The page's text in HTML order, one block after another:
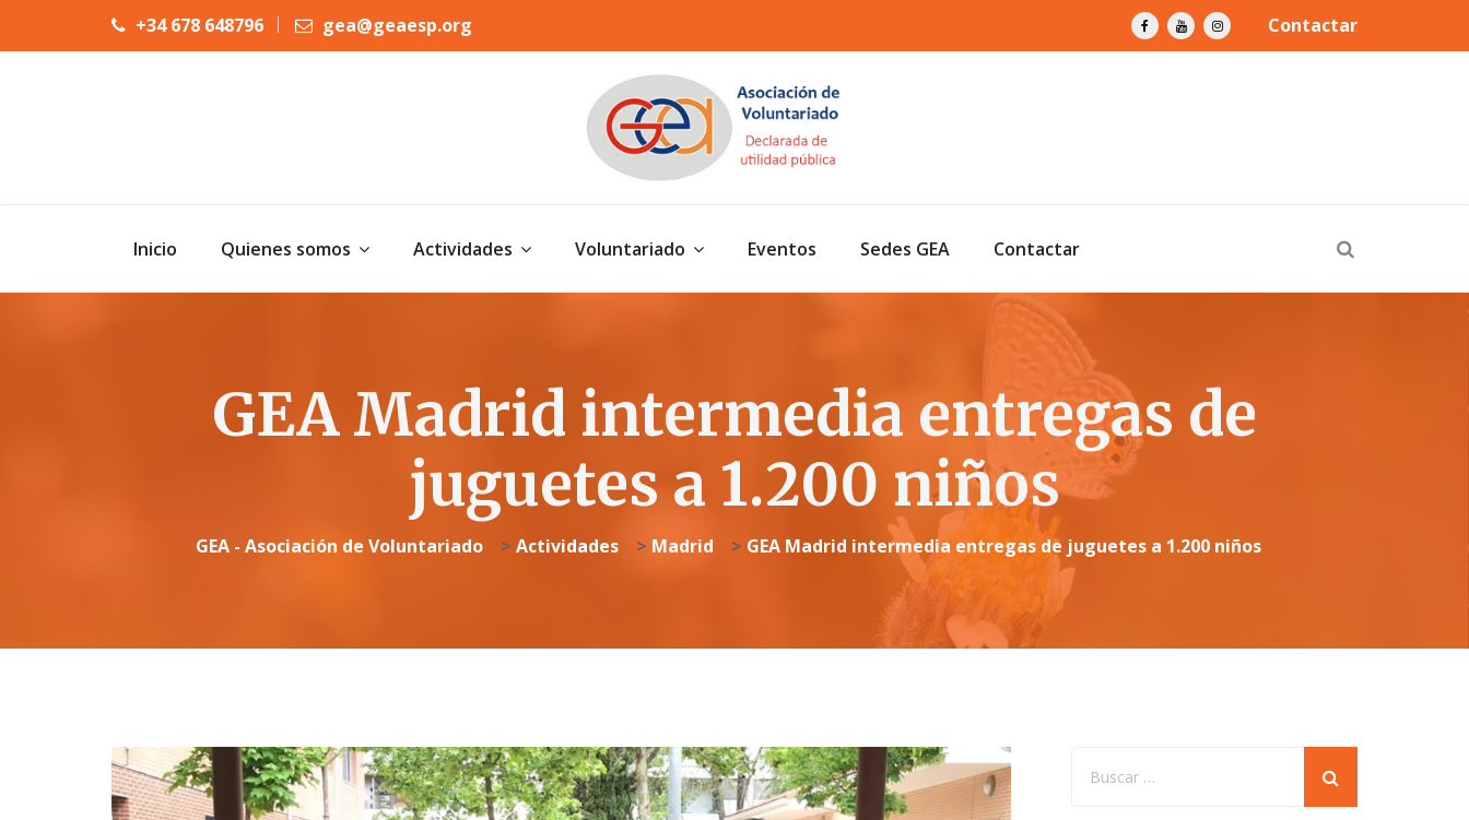
+34 678 648796 gea@geaesp.org Contactar
Inicio Quienes somos Actividades Voluntariado Eventos Sedes GEA Contactar
GEA Madrid intermedia entregas de
juguetes a 1.200 niños
GEA - Asociación de Voluntariado > Actividades > Madrid > GEA Madrid intermedia entregas de juguetes a 1.200 niños